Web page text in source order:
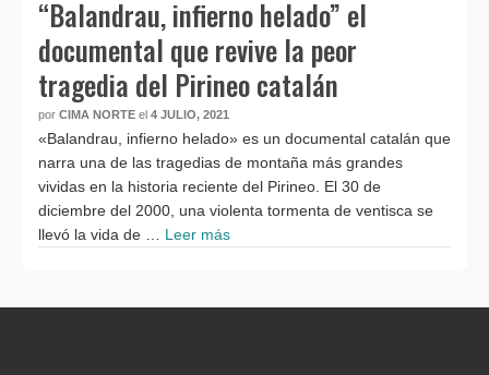
“Balandrau, infierno helado” el
documental que revive la peor
tragedia del Pirineo catalán
por CIMA NORTE el 4 JULIO, 2021
«Balandrau, infierno helado» es un documental catalán que
narra una de las tragedias de montaña más grandes
vividas en la historia reciente del Pirineo. El 30 de
diciembre del 2000, una violenta tormenta de ventisca se
llevó la vida de … Leer más